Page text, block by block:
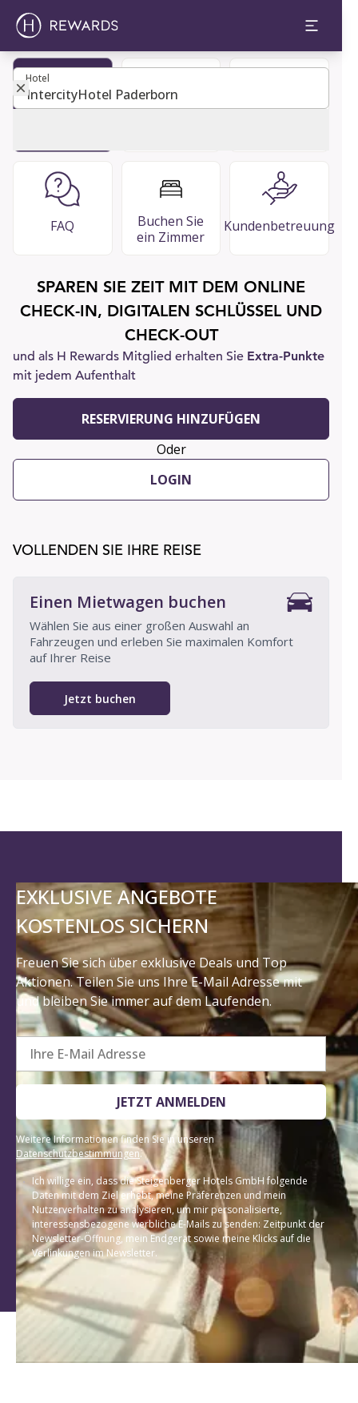
Hotel
Hotel
FAQ
Buchen Sie
ein Zimmer
Kundenbetreuung
SPAREN SIE ZEIT MIT DEM ONLINE
CHECK-IN, DIGITALEN SCHLÜSSEL UND
CHECK-OUT
und als H Rewards Mitglied erhalten Sie Extra-Punkte
mit jedem Aufenthalt
RESERVIERUNG HINZUFÜGEN
Oder
LOGIN
VOLLENDEN SIE IHRE REISE
Einen Mietwagen buchen
Wählen Sie aus einer großen Auswahl an
Fahrzeugen und erleben Sie maximalen Komfort
auf Ihrer Reise
Jetzt buchen
EXKLUSIVE ANGEBOTE
KOSTENLOS SICHERN
Freuen Sie sich über exklusive Deals und Top
Aktionen. Teilen Sie uns Ihre E-Mail Adresse mit
und bleiben Sie immer auf dem Laufenden.
Ihre E-Mail Adresse
JETZT ANMELDEN
Weitere Informationen finden Sie in unseren
Datenschutzbestimmungen.
Ich willige ein, dass die Steigenberger Hotels GmbH folgende
Daten mit dem Ziel erhebt, meine Präferenzen und mein
Nutzerverhalten zu analysieren, um mir personalisierte,
interessensbezogene werbliche E-Mails zu senden: Zeitpunkt der
Newsletter-Öffnung, mein Endgerät sowie meine Klicks auf die
Verlinkungen im Newsletter.